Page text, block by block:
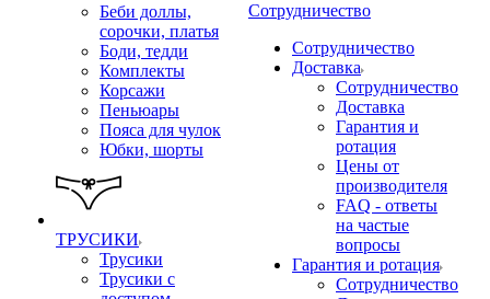
Беби доллы,
сорочки, платья
Боди, тедди
Комплекты
Корсажи
Пеньюары
Пояса для чулок
Юбки, шорты
ТРУСИКИ
Трусики
Трусики с
Сотрудничество
Сотрудничество
Доставка
Сотрудничество
Доставка
Гарантия и
ротация
Цены от
производителя
FAQ - ответы
на частые
вопросы
Гарантия и ротация
Сотрудничество